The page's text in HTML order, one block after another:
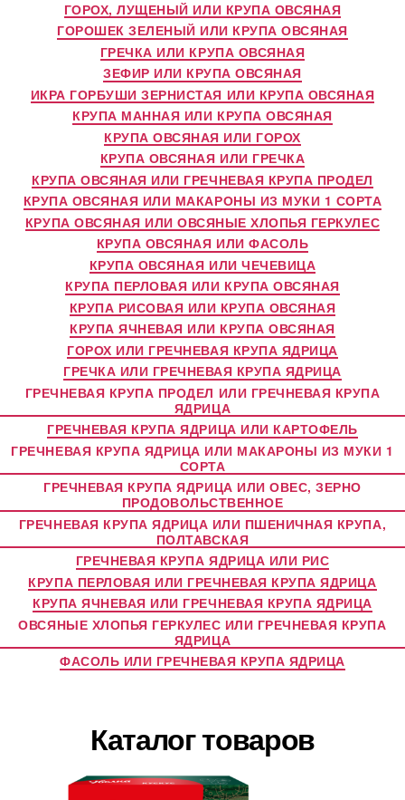
ГОРОХ, ЛУЩЕНЫЙ ИЛИ КРУПА ОВСЯНАЯ
ГОРОШЕК ЗЕЛЕНЫЙ ИЛИ КРУПА ОВСЯНАЯ
ГРЕЧКА ИЛИ КРУПА ОВСЯНАЯ
ЗЕФИР ИЛИ КРУПА ОВСЯНАЯ
ИКРА ГОРБУШИ ЗЕРНИСТАЯ ИЛИ КРУПА ОВСЯНАЯ
КРУПА МАННАЯ ИЛИ КРУПА ОВСЯНАЯ
КРУПА ОВСЯНАЯ ИЛИ ГОРОХ
КРУПА ОВСЯНАЯ ИЛИ ГРЕЧКА
КРУПА ОВСЯНАЯ ИЛИ ГРЕЧНЕВАЯ КРУПА ПРОДЕЛ
КРУПА ОВСЯНАЯ ИЛИ МАКАРОНЫ ИЗ МУКИ 1 СОРТА
КРУПА ОВСЯНАЯ ИЛИ ОВСЯНЫЕ ХЛОПЬЯ ГЕРКУЛЕС
КРУПА ОВСЯНАЯ ИЛИ ФАСОЛЬ
КРУПА ОВСЯНАЯ ИЛИ ЧЕЧЕВИЦА
КРУПА ПЕРЛОВАЯ ИЛИ КРУПА ОВСЯНАЯ
КРУПА РИСОВАЯ ИЛИ КРУПА ОВСЯНАЯ
КРУПА ЯЧНЕВАЯ ИЛИ КРУПА ОВСЯНАЯ
ГОРОХ ИЛИ ГРЕЧНЕВАЯ КРУПА ЯДРИЦА
ГРЕЧКА ИЛИ ГРЕЧНЕВАЯ КРУПА ЯДРИЦА
ГРЕЧНЕВАЯ КРУПА ПРОДЕЛ ИЛИ ГРЕЧНЕВАЯ КРУПА
ЯДРИЦА
ГРЕЧНЕВАЯ КРУПА ЯДРИЦА ИЛИ КАРТОФЕЛЬ
ГРЕЧНЕВАЯ КРУПА ЯДРИЦА ИЛИ МАКАРОНЫ ИЗ МУКИ 1
СОРТА
ГРЕЧНЕВАЯ КРУПА ЯДРИЦА ИЛИ ОВЕС, ЗЕРНО
ПРОДОВОЛЬСТВЕННОЕ
ГРЕЧНЕВАЯ КРУПА ЯДРИЦА ИЛИ ПШЕНИЧНАЯ КРУПА,
ПОЛТАВСКАЯ
ГРЕЧНЕВАЯ КРУПА ЯДРИЦА ИЛИ РИС
КРУПА ПЕРЛОВАЯ ИЛИ ГРЕЧНЕВАЯ КРУПА ЯДРИЦА
КРУПА ЯЧНЕВАЯ ИЛИ ГРЕЧНЕВАЯ КРУПА ЯДРИЦА
ОВСЯНЫЕ ХЛОПЬЯ ГЕРКУЛЕС ИЛИ ГРЕЧНЕВАЯ КРУПА
ЯДРИЦА
ФАСОЛЬ ИЛИ ГРЕЧНЕВАЯ КРУПА ЯДРИЦА
Каталог товаров